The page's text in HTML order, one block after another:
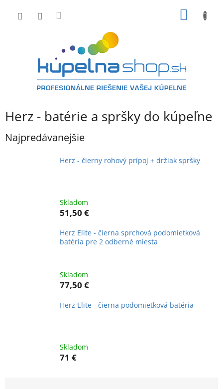
Herz - batérie a spršky do kúpeľne
Najpredávanejšie
Herz - čierny rohový prípoj + držiak spršky
Skladom
51,50 €
Herz Elite - čierna sprchová podomietková
batéria pre 2 odberné miesta
Skladom
77,50 €
Herz Elite - čierna podomietková batéria
Skladom
71 €